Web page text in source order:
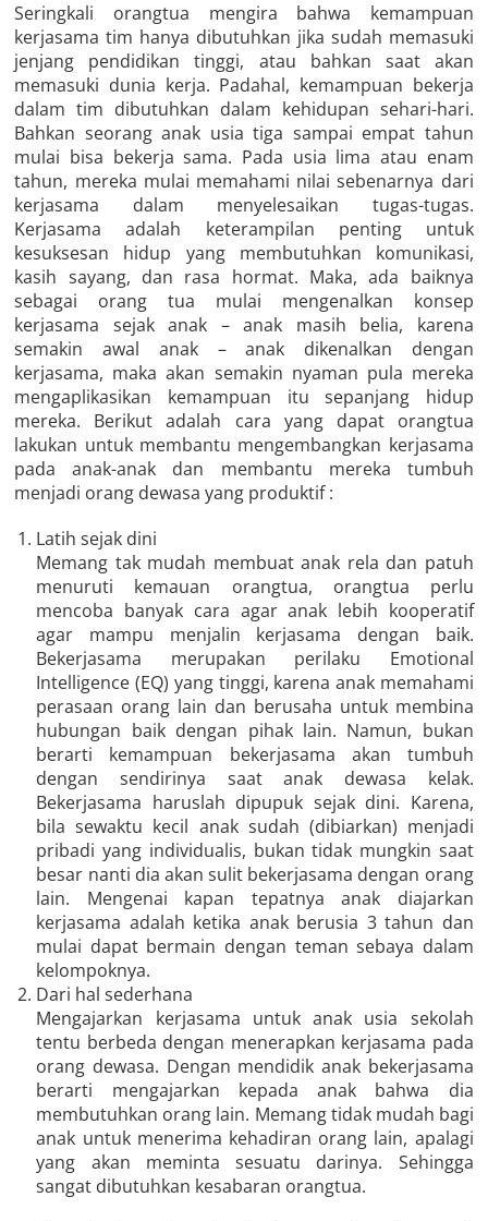
Seringkali orangtua mengira bahwa kemampuan
kerjasama tim hanya dibutuhkan jika sudah memasuki
jenjang pendidikan tinggi, atau bahkan saat akan
memasuki dunia kerja. Padahal, kemampuan bekerja
dalam tim dibutuhkan dalam kehidupan sehari-hari.
Bahkan seorang anak usia tiga sampai empat tahun
mulai bisa bekerja sama. Pada usia lima atau enam
tahun, mereka mulai memahami nilai sebenarnya dari
kerjasama dalam menyelesaikan tugas-tugas.
Kerjasama adalah keterampilan penting untuk
kesuksesan hidup yang membutuhkan komunikasi,
kasih sayang, dan rasa hormat. Maka, ada baiknya
sebagai orang tua mulai mengenalkan konsep
kerjasama sejak anak – anak masih belia, karena
semakin awal anak – anak dikenalkan dengan
kerjasama, maka akan semakin nyaman pula mereka
mengaplikasikan kemampuan itu sepanjang hidup
mereka. Berikut adalah cara yang dapat orangtua
lakukan untuk membantu mengembangkan kerjasama
pada anak-anak dan membantu mereka tumbuh
menjadi orang dewasa yang produktif :
Latih sejak dini
Memang tak mudah membuat anak rela dan patuh
menuruti kemauan orangtua, orangtua perlu
mencoba banyak cara agar anak lebih kooperatif
agar mampu menjalin kerjasama dengan baik.
Bekerjasama merupakan perilaku Emotional
Intelligence (EQ) yang tinggi, karena anak memahami
perasaan orang lain dan berusaha untuk membina
hubungan baik dengan pihak lain. Namun, bukan
berarti kemampuan bekerjasama akan tumbuh
dengan sendirinya saat anak dewasa kelak.
Bekerjasama haruslah dipupuk sejak dini. Karena,
bila sewaktu kecil anak sudah (dibiarkan) menjadi
pribadi yang individualis, bukan tidak mungkin saat
besar nanti dia akan sulit bekerjasama dengan orang
lain. Mengenai kapan tepatnya anak diajarkan
kerjasama adalah ketika anak berusia 3 tahun dan
mulai dapat bermain dengan teman sebaya dalam
kelompoknya.
Dari hal sederhana
Mengajarkan kerjasama untuk anak usia sekolah
tentu berbeda dengan menerapkan kerjasama pada
orang dewasa. Dengan mendidik anak bekerjasama
berarti mengajarkan kepada anak bahwa dia
membutuhkan orang lain. Memang tidak mudah bagi
anak untuk menerima kehadiran orang lain, apalagi
yang akan meminta sesuatu darinya. Sehingga
sangat dibutuhkan kesabaran orangtua.